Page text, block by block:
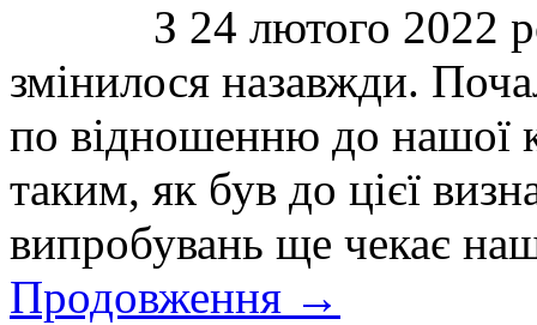
З 24 лютого 2022
змінилося назавжди.
по відношенню до нашої
таким, як був до цієї
випробувань ще чекає
Продовження →